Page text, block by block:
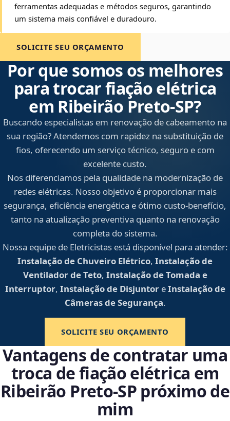
ferramentas adequadas e métodos seguros, garantindo
um sistema mais confiável e duradouro.
SOLICITE SEU ORÇAMENTO
Por que somos os melhores
para trocar fiação elétrica
em Ribeirão Preto‑SP?
Buscando especialistas em renovação de cabeamento na
sua região? Atendemos com rapidez na substituição de
fios, oferecendo um serviço técnico, seguro e com
excelente custo.
Nos diferenciamos pela qualidade na modernização de
redes elétricas. Nosso objetivo é proporcionar mais
segurança, eficiência energética e ótimo custo-benefício,
tanto na atualização preventiva quanto na renovação
completa do sistema.
Nossa equipe de Eletricistas está disponível para atender:
Instalação de Chuveiro Elétrico, Instalação de
Ventilador de Teto, Instalação de Tomada e
Interruptor, Instalação de DisjuntoreInstalação de
Câmeras de Segurança.
SOLICITE SEU ORÇAMENTO
Vantagens de contratar uma
troca de fiação elétrica em
Ribeirão Preto‑SP próximo de
mim